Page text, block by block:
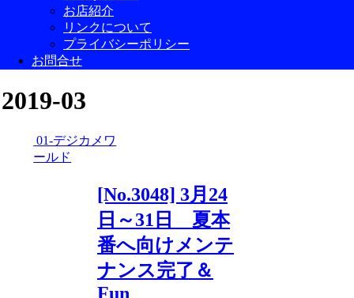
お店紹介
リンクについて
プライバシーポリシー
お問合せ
2019-03
01-デジカメワ
ールド
[No.3048] 3月24
日～31日 夏本
番へ向けメンテ
ナンス完了＆
Fun